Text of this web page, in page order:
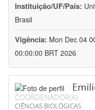
Instituição/UF/País:
Brasil
Vigência: Mon Dec 04
00:00:00 BRT 2026
COORDENADOR(A)
CIÊNCIAS BIOLÓGICAS